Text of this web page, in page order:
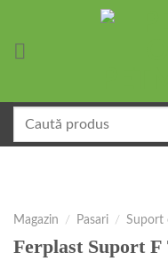
după:
Magazin / Pasari / Suport
Ferplast Suport F